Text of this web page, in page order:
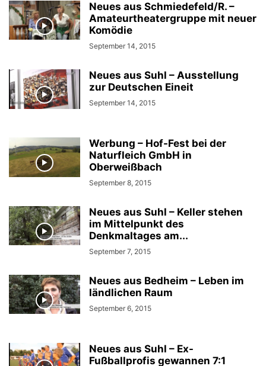
Neues aus Schmiedefeld/R. –
Amateurtheatergruppe mit neuer
Komödie
September 14, 2015
Neues aus Suhl – Ausstellung
zur Deutschen Eineit
September 14, 2015
Werbung – Hof-Fest bei der
Naturfleich GmbH in
Oberweißbach
September 8, 2015
Neues aus Suhl – Keller stehen
im Mittelpunkt des
Denkmaltages am...
September 7, 2015
Neues aus Bedheim – Leben im
ländlichen Raum
September 6, 2015
Neues aus Suhl – Ex-
Fußballprofis gewannen 7:1